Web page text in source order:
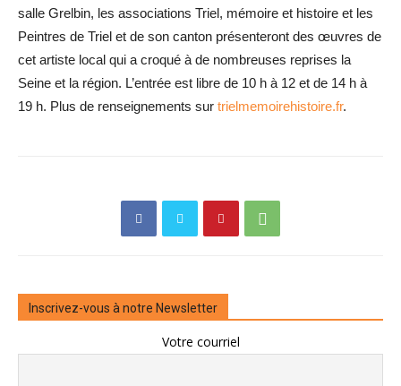
salle Grelbin, les associations Triel, mémoire et histoire et les
Peintres de Triel et de son canton présenteront des œuvres de
cet artiste local qui a croqué à de nombreuses reprises la
Seine et la région. L’entrée est libre de 10 h à 12 et de 14 h à
19 h. Plus de renseignements sur trielmemoirehistoire.fr.
Inscrivez-vous à notre Newsletter
Votre courriel